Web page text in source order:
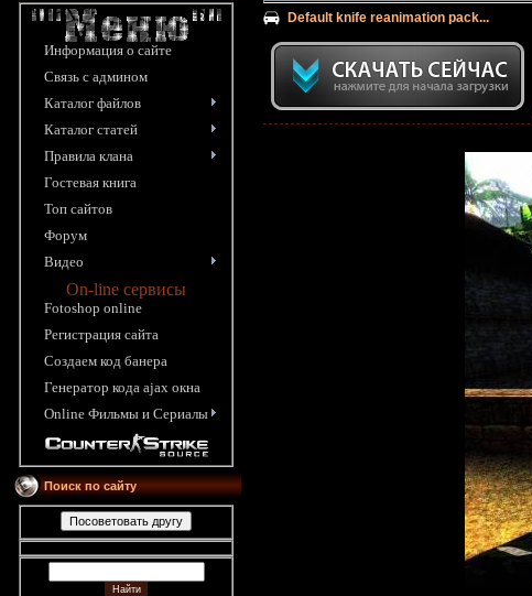
Информация o сайте
Связь с админом
Каталог файлов
Каталог статей
Правила клана
Гостевая книга
Топ сайтов
Форум
Видео
On-line сервисы
Fotoshop online
Pегистрация сайта
Создаем код банера
Генератор кода ajax окна
Online Фильмы и Сериалы
Поиск по сайту
Default knife reanimation pack...